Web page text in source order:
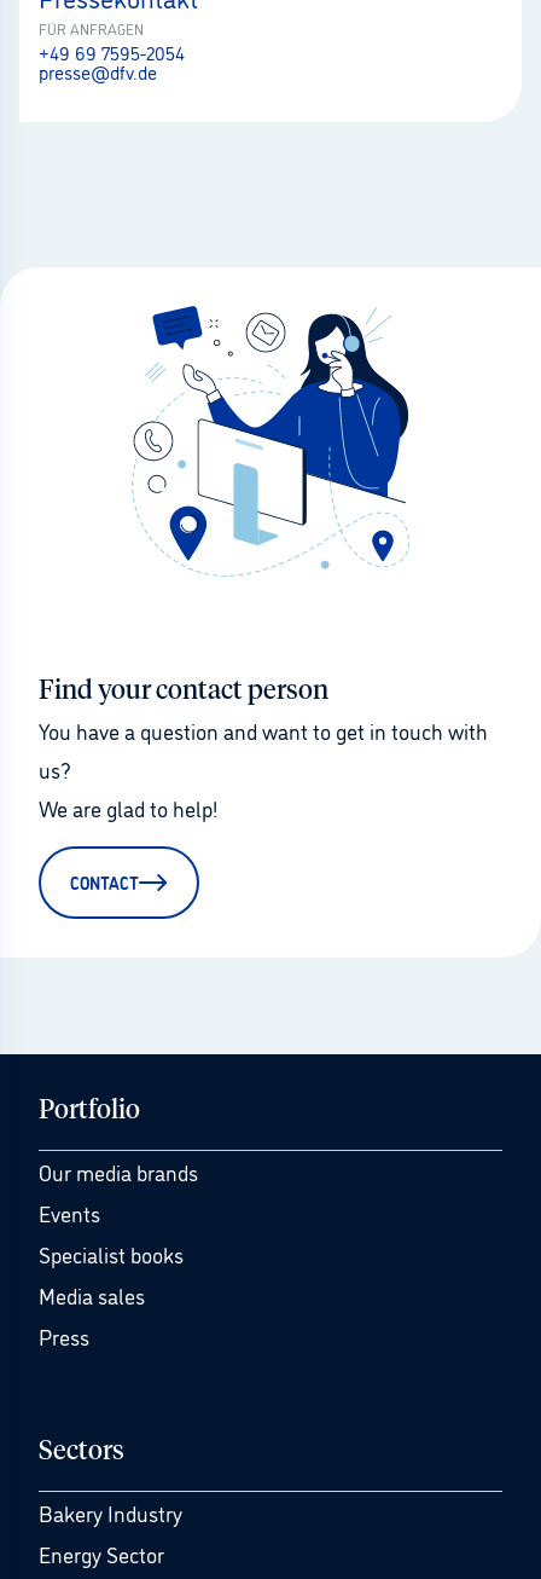
FÜR ANFRAGEN
+49 69 7595-2054
presse@dfv.de
Find your contact person
You have a question and want to get in touch with
us?
We are glad to help!
CONTACT
Portfolio
Our media brands
Events
Specialist books
Media sales
Press
Sectors
Bakery Industry
Energy Sector